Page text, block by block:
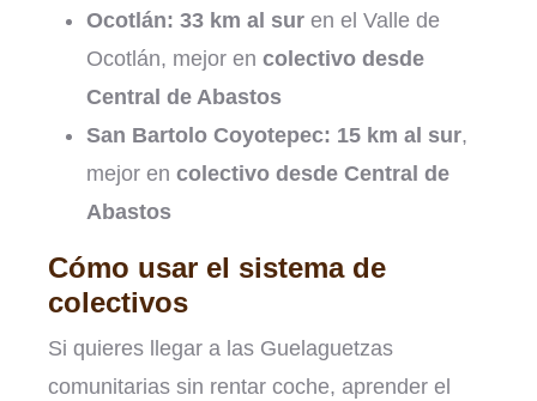
Ocotlán: 33 km al sur en el Valle de
Ocotlán, mejor en colectivo desde
Central de Abastos
San Bartolo Coyotepec: 15 km al sur,
mejor en colectivo desde Central de
Abastos
Cómo usar el sistema de
colectivos
Si quieres llegar a las Guelaguetzas
comunitarias sin rentar coche, aprender el